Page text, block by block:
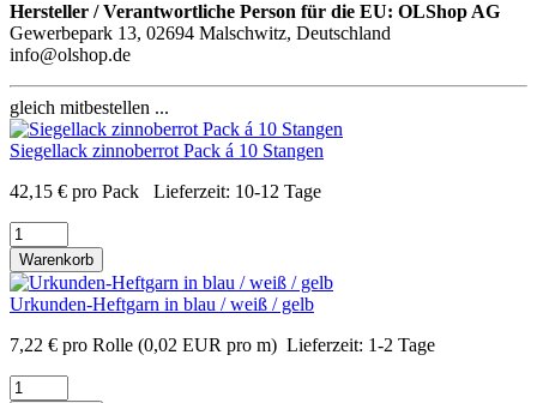
Hersteller / Verantwortliche Person für die EU: OLShop AG
Gewerbepark 13, 02694 Malschwitz, Deutschland
info@olshop.de
gleich mitbestellen ...
Siegellack zinnoberrot Pack á 10 Stangen
42,15 € pro Pack Lieferzeit: 10-12 Tage
Warenkorb
Urkunden-Heftgarn in blau / weiß / gelb
7,22 € pro Rolle (0,02 EUR pro m) Lieferzeit: 1-2 Tage